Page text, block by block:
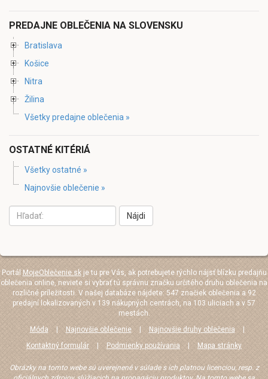
PREDAJNE OBLEČENIA NA SLOVENSKU
Bratislava
Košice
Nitra
Žilina
Všetky predajne oblečenia »
OSTATNÉ KITÉRIÁ
Všetky ostatné »
Najnovšie oblečenie »
Nájdi
Portál MojeOblečenie.skje tu pre Vás, ak potrebujete rýchlo nájsť blízku predajňu
oblečenia online, neviete si vybrať tú správnu značku určitého druhu oblečenia na
rozličné príležitosti. V našej databáze nájdete: 547 značiek oblečenia a 92
predajní lokalizovaných v 139 nákupných centrách, na 103 uliciach a v 57
mestách.
Móda
Najnovšie oblečenie Najnovšie druhy oblečenia
Kontaktný formulár
Podmienky používania Mapa stránky
Obrázky na tomto webe sú uverejnené v súlade s ich platnou licenciou, resp. z